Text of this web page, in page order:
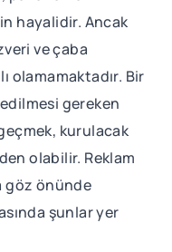
hayalidir. Ancak
ve çaba
olamamaktadır. Bir
gereken
kurulacak
olabilir. Reklam
göz önünde
şunlar yer